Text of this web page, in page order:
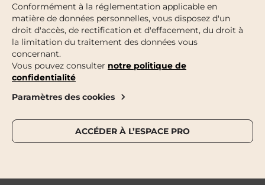
Conformément à la réglementation applicable en
matière de données personnelles, vous disposez d'un
droit d'accès, de rectification et d'effacement, du droit à
la limitation du traitement des données vous
concernant.
Vous pouvez consulter notre politique de
confidentialité
Paramètres des cookies
ACCÉDER À L’ESPACE PRO